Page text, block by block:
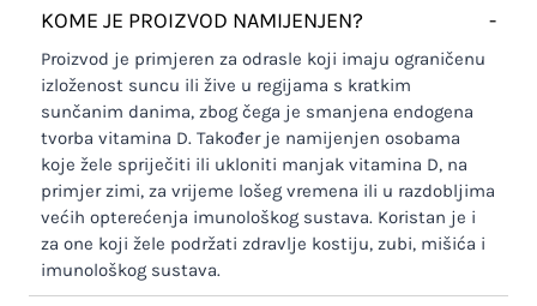
KOME JE PROIZVOD NAMIJENJEN? -
Proizvod je primjeren za odrasle koji imaju ograničenu
izloženost suncu ili žive u regijama s kratkim
sunčanim danima, zbog čega je smanjena endogena
tvorba vitamina D. Također je namijenjen osobama
koje žele spriječiti ili ukloniti manjak vitamina D, na
primjer zimi, za vrijeme lošeg vremena ili u razdobljima
većih opterećenja imunološkog sustava. Koristan je i
za one koji žele podržati zdravlje kostiju, zubi, mišića i
imunološkog sustava.